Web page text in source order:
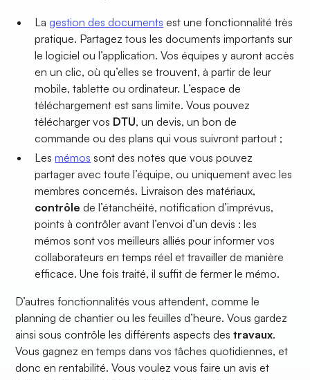
La gestion des documents est une fonctionnalité très
pratique. Partagez tous les documents importants sur
le logiciel ou l’application. Vos équipes y auront accès
en un clic, où qu’elles se trouvent, à partir de leur
mobile, tablette ou ordinateur. L’espace de
téléchargement est sans limite. Vous pouvez
télécharger vos DTU, un devis, un bon de
commande ou des plans qui vous suivront partout ;
Lesmémos sont des notes que vous pouvez
partager avec toute l’équipe, ou uniquement avec les
membres concernés. Livraison des matériaux,
contrôle de l’étanchéité, notification d’imprévus,
points à contrôler avant l’envoi d’un devis : les
mémos sont vos meilleurs alliés pour informer vos
collaborateurs en temps réel et travailler de manière
efficace. Une fois traité, il suffit de fermer le mémo.
D’autres fonctionnalités vous attendent, comme le
planning de chantier ou les feuilles d’heure. Vous gardez
ainsi sous contrôle les différents aspects destravaux.
Vous gagnez en temps dans vos tâches quotidiennes, et
donc en rentabilité. Vous voulez vous faire un avis et